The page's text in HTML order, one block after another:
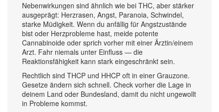
Nebenwirkungen sind ähnlich wie bei THC, aber stärker
ausgeprägt: Herzrasen, Angst, Paranoia, Schwindel,
starke Müdigkeit. Wenn du anfällig für Angstzustände
bist oder Herzprobleme hast, meide potente
Cannabinoide oder sprich vorher mit einer Ärztin/einem
Arzt. Fahr niemals unter Einfluss — die
Reaktionsfähigkeit kann stark eingeschränkt sein.
Rechtlich sind THCP und HHCP oft in einer Grauzone.
Gesetze ändern sich schnell. Check vorher die Lage in
deinem Land oder Bundesland, damit du nicht ungewollt
in Probleme kommst.